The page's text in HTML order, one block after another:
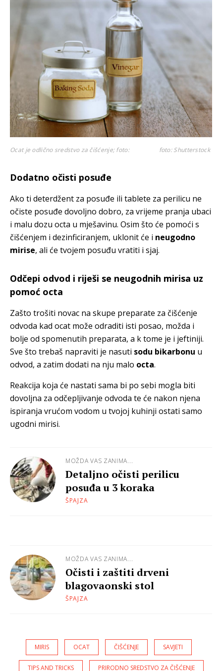
Ocat je odlično sredstvo za čišćenje; foto: foto: Shutterstock
Dodatno očisti posuđe
Ako ti deterdžent za posuđe ili tablete za perilicu ne
očiste posuđe dovoljno dobro, za vrijeme pranja ubaci
i malu dozu octa u mješavinu. Osim što će pomoći s
čišćenjem i dezinficiranjem, uklonit će i neugodno
mirise, ali će tvojem posuđu vratiti i sjaj.
Odčepi odvod i riješi se neugodnih mirisa uz
pomoć octa
Zašto trošiti novac na skupe preparate za čišćenje
odvoda kad ocat može odraditi isti posao, možda i
bolje od spomenutih preparata, a k tome je i jeftiniji.
Sve što trebaš napraviti je nasuti sodu bikarbonu u
odvod, a zatim dodati na nju malo octa.
Reakcija koja će nastati sama bi po sebi mogla biti
dovoljna za odčepljivanje odvoda te će nakon njena
ispiranja vrućom vodom u tvojoj kuhinji ostati samo
ugodni mirisi.
MOŽDA VAS ZANIMA...
Detaljno očisti perilicu
posuđa u 3 koraka
ŠPAJZA
MOŽDA VAS ZANIMA...
Očisti i zaštiti drveni
blagovaonski stol
ŠPAJZA
MIRIS OCAT ČIŠĆENJE SAVJETI
TIPS AND TRICKS PRIRODNO SREDSTVO ZA ČIŠĆENJE